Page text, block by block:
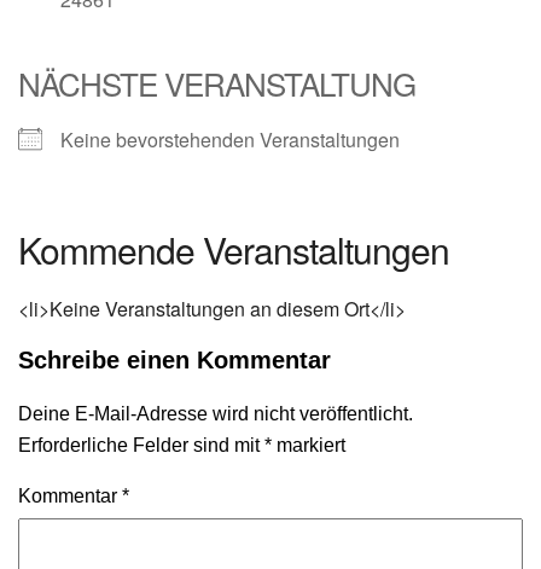
NÄCHSTE VERANSTALTUNG
Keine bevorstehenden Veranstaltungen
Kommende Veranstaltungen
<li>Keine Veranstaltungen an diesem Ort</li>
Schreibe einen Kommentar
Deine E-Mail-Adresse wird nicht veröffentlicht.
Erforderliche Felder sind mit* markiert
Kommentar *